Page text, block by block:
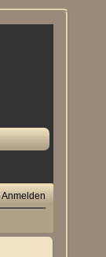
Anmelden